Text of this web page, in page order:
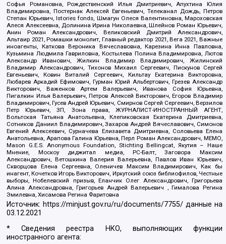
Софья Романовна, Рождественский Илья Дмитриевич, Апухтина Юлия
Владимировна, Постернак Алексей Евгеньевич, Телеканал Дождь, Петров
Степан Юрьевич, Istories fonds, Шмагун Олеся Валентиновна, Мароховская
Алеся Алексеевна, Долинина Ирина Николаевна, Шлейнов Роман Юрьевич,
Анин Роман Александрович, Великовский Дмитрий Александрович,
Альтаир 2021, Ромашки монолит, Главный редактор 2021, Вега 2021, Важные
иноагенты, Каткова Вероника Вячеславовна, Карезина Инна Павловна,
Кузьмина Людмила Гавриловна, Костылева Полина Владимировна, Лютов
Александр Иванович, Жилкин Владимир Владимирович, Жилинский
Владимир Александрович, Тихонов Михаил Сергеевич, Пискунов Сергей
Евгеньевич, Ковин Виталий Сергеевич, Кильтау Екатерина Викторовна,
Любарев Аркадий Ефимович, Гурман Юрий Альбертович, Грезев Александр
Викторович, Важенков Артем Валерьевич, Иванова София Юрьевна,
Пигалкин Илья Валерьевич, Петров Алексей Викторович, Егоров Владимир
Владимирович, Гусев Андрей Юрьевич, Смирнов Сергей Сергеевич, Верзилов
Петр Юрьевич, ЗП, Зона права, ЖУРНАЛИСТ-ИНОСТРАННЫЙ АГЕНТ,
Вольтская Татьяна Анатольевна, Клепиковская Екатерина Дмитриевна,
Сотников Даниил Владимирович, Захаров Андрей Вячеславович, Симонов
Евгений Алексеевич, Сурначева Елизавета Дмитриевна, Соловьева Елена
Анатольевна, Арапова Галина Юрьевна, Перл Роман Александрович, МЕМО,
Mason G.E.S. Anonymous Foundation, Stichting Bellingcat, Якутия – Наше
Мнение, Москоу диджитал медиа, РС-Балт, Заговора Максим
Александрович, Ветошкина Валерия Валерьевна, Павлов Иван Юрьевич,
Скворцова Елена Сергеевна, Оленичев Максим Владимирович, Как бы
инагент, Кочетков Игорь Викторович, Иркутский союз библиофилов, Честные
выборы, Нобелевский призыв, Еланчик Олег Александрович, Григорьева
Алина Александровна, Григорьев Андрей Валерьевич , Гималова Регина
Эмилевна, Хисамова Регина Фаритовна
Источник: https://minjust.gov.ru/ru/documents/7755/ данные на
03.12.2021
* Сведения реестра НКО, выполняющих функции
иностранного агента: